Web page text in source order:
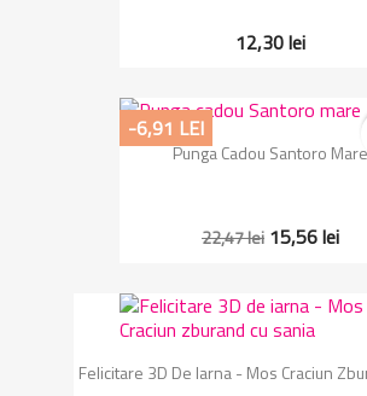
12,30 lei
Punga Cadou Santoro Mare
22,47 lei 15,56 lei
-6,91 LEI
Felicitare 3D De Iarna - Mos Craciun